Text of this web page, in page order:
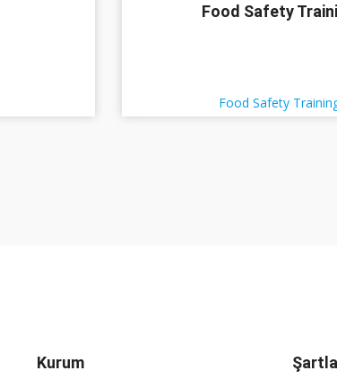
Food Safety
Food Safety
Kurum